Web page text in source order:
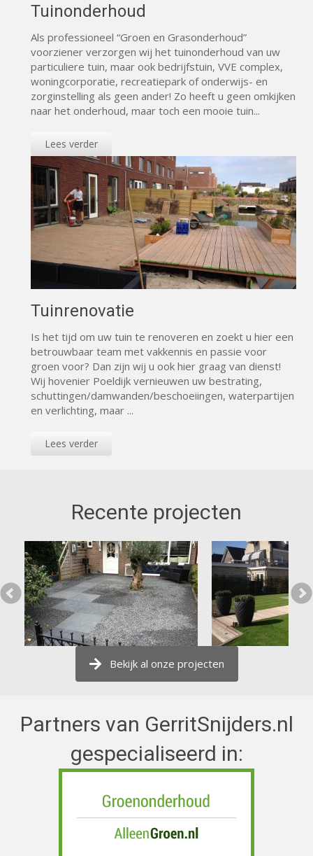
Tuinonderhoud
Als professioneel “Groen en Grasonderhoud”
voorziener verzorgen wij het tuinonderhoud van uw
particuliere tuin, maar ook bedrijfstuin, VVE complex,
woningcorporatie, recreatiepark of onderwijs- en
zorginstelling als geen ander! Zo heeft u geen omkijken
naar het onderhoud, maar toch een mooie tuin...
Lees verder
Tuinrenovatie
Is het tijd om uw tuin te renoveren en zoekt u hier een
betrouwbaar team met vakkennis en passie voor
groen voor? Dan zijn wij u ook hier graag van dienst!
Wij hovenier Poeldijk vernieuwen uw bestrating,
schuttingen/damwanden/beschoeiingen, waterpartijen
en verlichting, maar ...
Lees verder
Recente projecten
Bekijk al onze projecten
Partners van GerritSnijders.nl
gespecialiseerd in: